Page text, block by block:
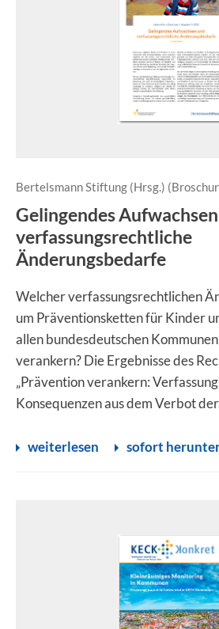
Bertelsmann Stiftung (Hrsg.)
Gelingendes
verfassungsrechtliche
Änderungsbedarfe
Welcher verfassungsrechtlichen
um Präventionsketten für Kinder
allen bundesdeutschen
verankern? Die Ergebnisse des
„Prävention verankern:
Konsequenzen aus dem Verbot
weiterlesen sofort